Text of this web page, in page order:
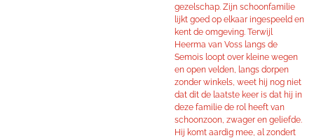
gezelschap. Zijn schoonfamilie
lijkt goed op elkaar ingespeeld en
kent de omgeving. Terwijl
Heerma van Voss langs de
Semois loopt over kleine wegen
en open velden, langs dorpen
zonder winkels, weet hij nog niet
dat dit de laatste keer is dat hij in
deze familie de rol heeft van
schoonzoon, zwager en geliefde.
Hij komt aardig mee, al zondert